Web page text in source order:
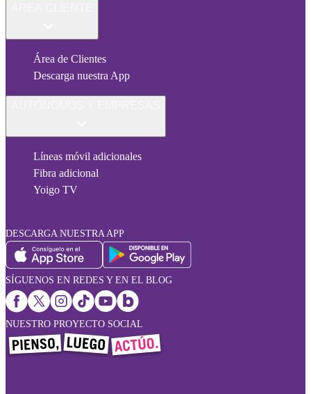
Área de Clientes
Descarga nuestra App
Líneas móvil adicionales
Fibra adicional
Yoigo TV
DESCARGA NUESTRA APP
SÍGUENOS EN REDES Y EN EL BLOG
NUESTRO PROYECTO SOCIAL